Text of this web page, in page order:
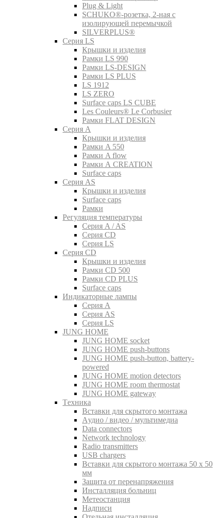
Plug & Light
SCHUKO®-розетка, 2-ная с
изолирующей перемычкой
SILVERPLUS®
Серия LS
Крышки и изделия
Рамки LS 990
Рамки LS-DESIGN
Рамки LS PLUS
LS 1912
LS ZERO
Surface caps LS CUBE
Les Couleurs® Le Corbusier
Рамки FLAT DESIGN
Серия A
Крышки и изделия
Рамки A 550
Рамки A flow
Рамки A CREATION
Surface caps
Серия AS
Крышки и изделия
Surface caps
Рамки
Регуляция температуры
Серия A / AS
Серия CD
Серия LS
Серия CD
Крышки и изделия
Рамки CD 500
Рамки CD PLUS
Surface caps
Индикаторные лампы
Серия A
Серия AS
Серия LS
JUNG HOME
JUNG HOME socket
JUNG HOME push-buttons
JUNG HOME push-button, battery-
powered
JUNG HOME motion detectors
JUNG HOME room thermostat
JUNG HOME gateway
Tехника
Вставки для скрытого монтажа
Aудио / видео / мультимедиа
Data connectors
Network technology
Radio transmitters
USB chargers
Вставки для скрытого монтажа 50 x 50
мм
Защита от перенапряжения
Инсталляция больниц
Метеостанция
Надписи